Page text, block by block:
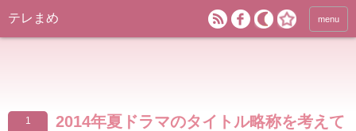
テレまめ menu
1
2014年夏ドラマのタイトル略称を考えて